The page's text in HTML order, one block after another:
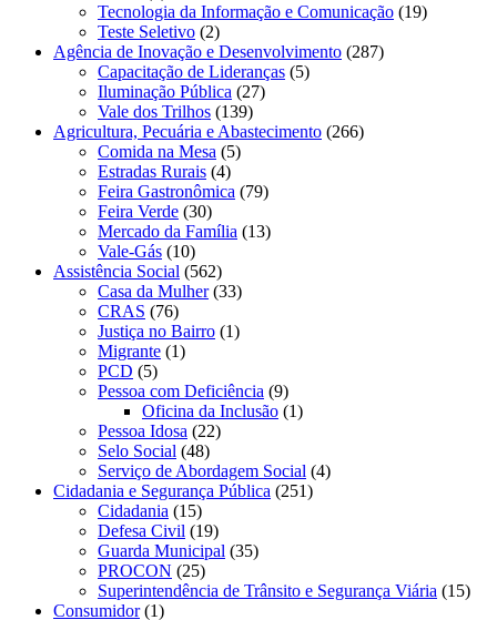
Tecnologia da Informação e Comunicação (19)
Teste Seletivo (2)
Agência de Inovação e Desenvolvimento (287)
Capacitação de Lideranças (5)
Iluminação Pública (27)
Vale dos Trilhos (139)
Agricultura, Pecuária e Abastecimento (266)
Comida na Mesa (5)
Estradas Rurais (4)
Feira Gastronômica (79)
Feira Verde (30)
Mercado da Família (13)
Vale-Gás (10)
Assistência Social (562)
Casa da Mulher(33)
CRAS (76)
Justiça no Bairro (1)
Migrante (1)
PCD (5)
Pessoa com Deficiência (9)
Oficina da Inclusão (1)
Pessoa Idosa (22)
Selo Social (48)
Serviço de Abordagem Social (4)
Cidadania e Segurança Pública (251)
Cidadania (15)
Defesa Civil (19)
Guarda Municipal (35)
PROCON (25)
Superintendência de Trânsito e Segurança Viária (15)
Consumidor(1)